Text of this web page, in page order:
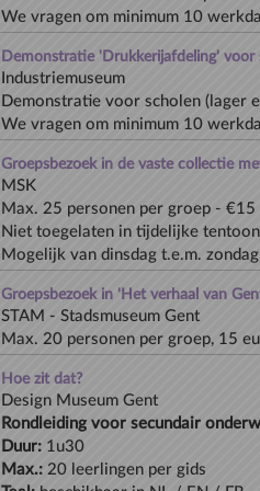
We vragen om minimum 10
Demonstratie 'Drukkerijafdeling' voor
Industriemuseum
Demonstratie voor scholen (lager
We vragen om minimum 10
Groepsbezoek in de vaste collectie
MSK
Max. 25 personen per groep - €15
Niet toegelaten in tijdelijke
Groepsbezoek in 'Het verhaal van
STAM - Stadsmuseum Gent
Max. 20 personen per groep, 15
Hoe zit dat?
Rondleiding voor secundair
Duur:
Max.: